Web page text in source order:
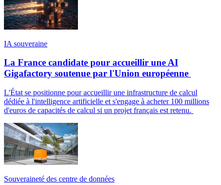
IA souveraine
La France candidate pour accueillir une AI
Gigafactory soutenue par l'Union européenne
L'État se positionne pour accueillir une infrastructure de calcul
dédiée à l'intelligence artificielle et s'engage à acheter 100 millions
d'euros de capacités de calcul si un projet français est retenu.
Souveraineté des centre de données